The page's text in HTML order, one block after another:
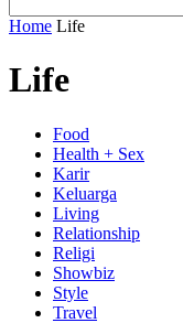
Home Life
Life
Food
Health + Sex
Karir
Keluarga
Living
Relationship
Religi
Showbiz
Style
Travel